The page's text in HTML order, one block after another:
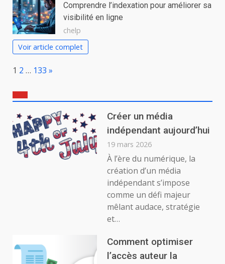
Comprendre l’indexation pour améliorer sa
visibilité en ligne
chelp
Voir article complet
Page:
1 2 … 133 Next
»
Créer un média
indépendant aujourd’hui
19 mars 2026
À l’ère du numérique, la
création d’un média
indépendant s’impose
comme un défi majeur
mêlant audace, stratégie
et…
Comment optimiser
l’accès auteur la